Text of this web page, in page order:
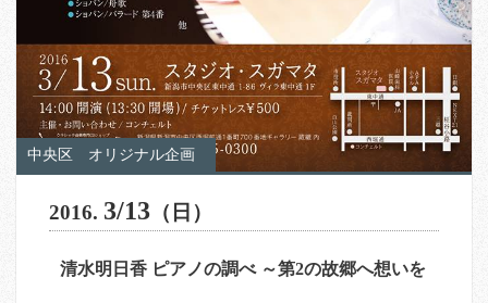
中央区 オリジナル企画
2016. 3/13 （日）
清水明日香 ピアノの調べ ～第2の故郷へ想いを